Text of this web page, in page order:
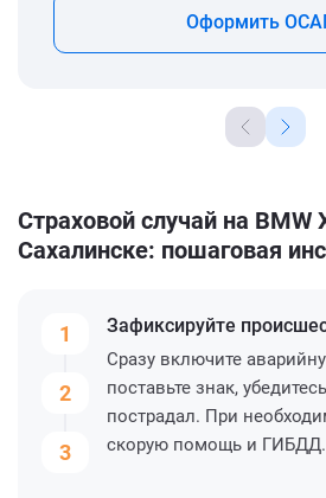
Оформить
Страховой случай на
Сахалинске: пошаговая
1
2
3
Зафиксируйте
Сразу включите
поставьте знак,
пострадал. При
скорую помощь и ГИБДД.